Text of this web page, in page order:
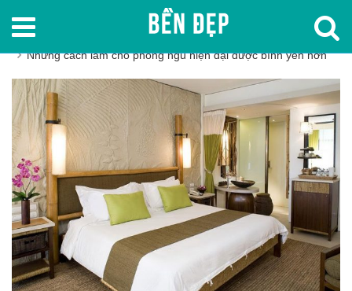
Trang chủ
Những cách làm cho phòng ngủ hiện đại được bình yên hơn